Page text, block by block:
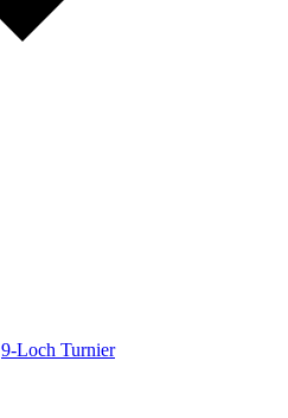
9-Loch Turnier